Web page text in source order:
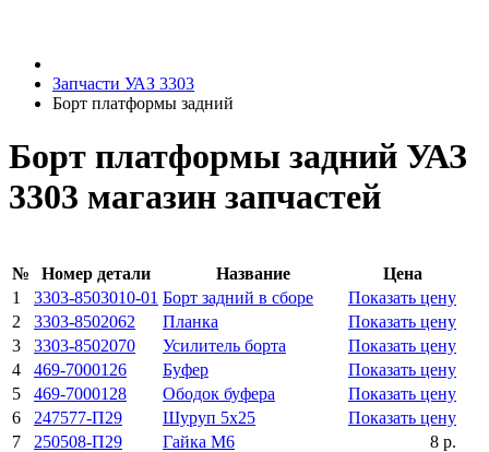
Запчасти УАЗ 3303
Борт платформы задний
Борт платформы задний УАЗ
3303 магазин запчастей
№ Номер детали Название
Цена
1
3303-8503010-01 Борт задний в сборе
Показать цену
2
3303-8502062 Планка
Показать цену
3
3303-8502070 Усилитель борта
Показать цену
4
469-7000126 Буфер
Показать цену
5
469-7000128 Ободок буфера
Показать цену
6
247577-П29 Шуруп 5x25
Показать цену
7
250508-П29 Гайка М6
8 р.